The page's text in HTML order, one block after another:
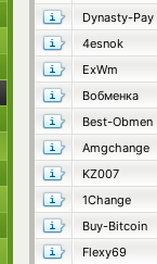
Dynasty-Pay
4esnok
ExWm
Вобменка
Best-Obmen
Amgchange
KZ007
1Change
Buy-Bitcoin
Flexy69